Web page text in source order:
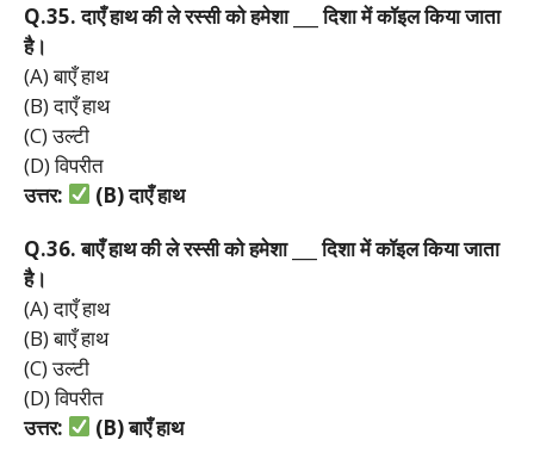
Q.35.दाएँहाथकीलेरस्सीकोहमेशा ___दिशामेंकॉइलकियाजाता
है।
(A) बाएँ हाथ
(B) दाएँ हाथ
(C) उल्टी
(D) विपरीत
उत्तर:
(B)दाएँहाथ
Q.36.बाएँहाथकीलेरस्सीकोहमेशा ___दिशामेंकॉइलकियाजाता
है।
(A) दाएँ हाथ
(B) बाएँ हाथ
(C) उल्टी
(D) विपरीत
उत्तर:
(B)बाएँहाथ